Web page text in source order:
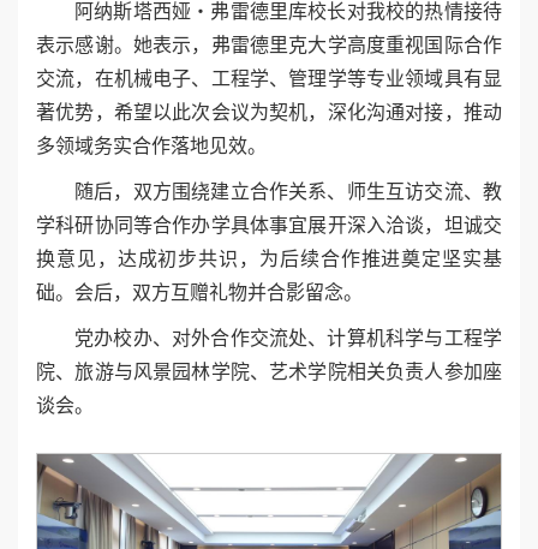
阿纳斯塔西娅・弗雷德里库校长对我校的热情接待
表示感谢。她表示，弗雷德里克大学高度重视国际合作
交流，在机械电子、工程学、管理学等专业领域具有显
著优势，希望以此次会议为契机，深化沟通对接，推动
多领域务实合作落地见效。
随后，双方围绕建立合作关系、师生互访交流、教
学科研协同等合作办学具体事宜展开深入洽谈，坦诚交
换意见，达成初步共识，为后续合作推进奠定坚实基
础。会后，双方互赠礼物并合影留念。
党办校办、对外合作交流处、计算机科学与工程学
院、旅游与风景园林学院、艺术学院相关负责人参加座
谈会。